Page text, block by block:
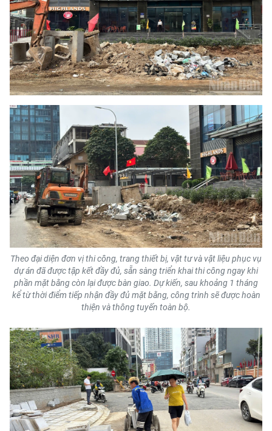
Theo đại diện đơn vị thi công, trang thiết bị, vật tư và vật liệu phục vụ
dự án đã được tập kết đầy đủ, sẵn sàng triển khai thi công ngay khi
phần mặt bằng còn lại được bàn giao. Dự kiến, sau khoảng 1 tháng
kể từ thời điểm tiếp nhận đầy đủ mặt bằng, công trình sẽ được hoàn
thiện và thông tuyến toàn bộ.